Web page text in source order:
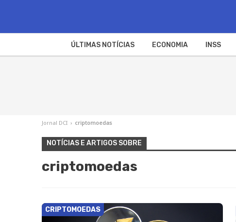
ÚLTIMAS NOTÍCIAS ECONOMIA INSS
Jornal DCI › criptomoedas
NOTÍCIAS E ARTIGOS SOBRE
criptomoedas
CRIPTOMOEDAS